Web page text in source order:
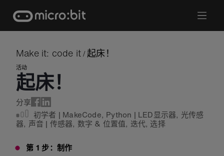
content
Make it: code it / 起床！
活动
起床！
分享
初学者 | MakeCode, Python | LED显示器, 光传感
器, 声音 | 传感器, 数字 & 位置值, 迭代, 选择
第 1 步：制作